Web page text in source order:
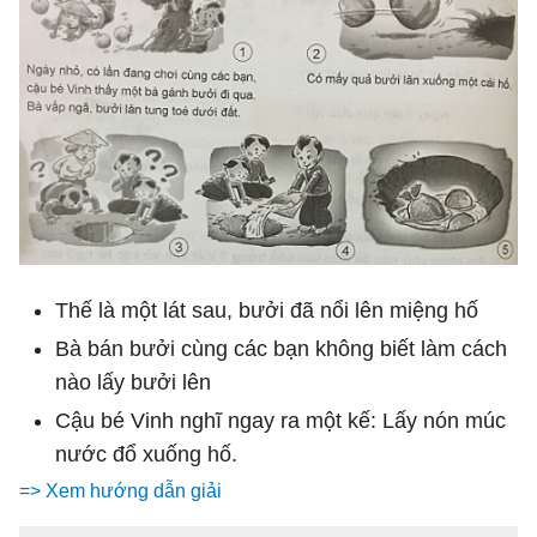
Thế là một lát sau, bưởi đã nổi lên miệng hố
Bà bán bưởi cùng các bạn không biết làm cách
nào lấy bưởi lên
Cậu bé Vinh nghĩ ngay ra một kế: Lấy nón múc
nước đổ xuống hố.
=> Xem hướng dẫn giải